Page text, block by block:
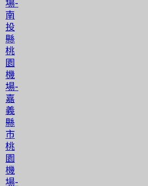
南
投
縣
桃
園
機
場-
嘉
義
縣
市
桃
園
機
場-